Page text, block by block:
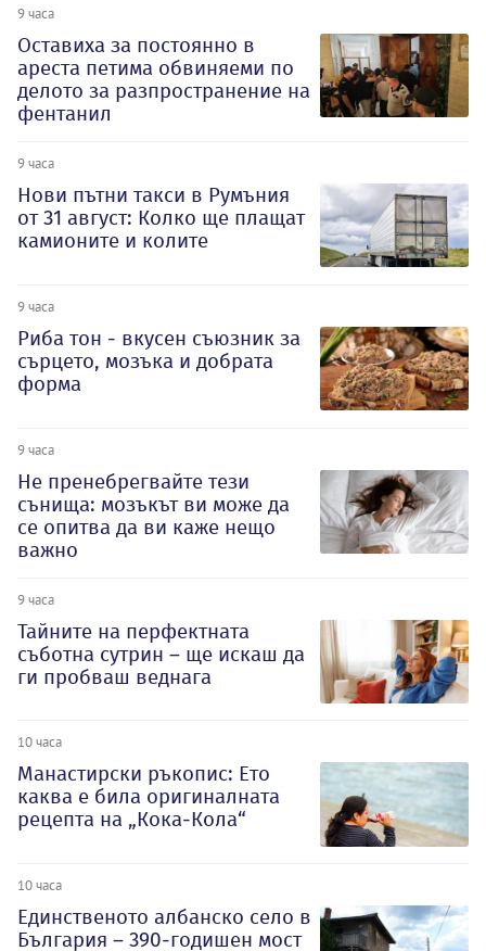
9 часа
Оставиха за постоянно в
ареста петима обвиняеми по
делото за разпространение на
фентанил
9 часа
Нови пътни такси в Румъния
от 31 август: Колко ще плащат
камионите и колите
9 часа
Риба тон - вкусен съюзник за
сърцето, мозъка и добрата
форма
9 часа
Не пренебрегвайте тези
сънища: мозъкът ви може да
се опитва да ви каже нещо
важно
9 часа
Тайните на перфектната
съботна сутрин – ще искаш да
ги пробваш веднага
10 часа
Манастирски ръкопис: Ето
каква е била оригиналната
рецепта на „Кока-Кола“
10 часа
Единственото албанско село в
България – 390-годишен мост